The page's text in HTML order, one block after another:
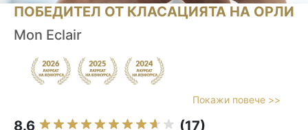
ПОБЕДИТЕЛ ОТ КЛАСАЦИЯТА НА ОРЛИ
Mon Eclair
Покажи повече >>
8.6 (17)